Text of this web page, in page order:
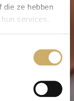
die ze hebben
services.